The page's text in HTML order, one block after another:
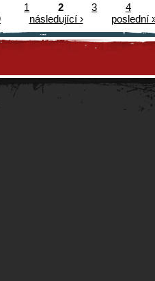
1 2 3
4
následující › poslední